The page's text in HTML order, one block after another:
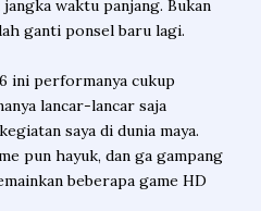
waktu panjang. Bukan
ganti ponsel baru lagi.
ini performanya cukup
lancar-lancar saja
saya di dunia maya.
pun hayuk, dan ga gampang
beberapa game HD